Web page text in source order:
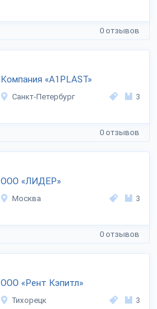
0 отзывов
Компания «A1PLAST»
Санкт-Петербург 3
0 отзывов
ООО «ЛИДЕР»
Москва 3
0 отзывов
ООО «Рент Кэпитл»
Тихорецк 3